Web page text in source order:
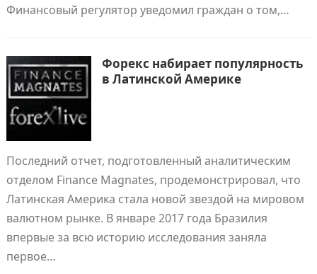
Финансовый регулятор уведомил граждан о том,…
Форекс набирает популярность
в Латинской Америке
Последний отчет, подготовленный аналитическим
отделом Finance Magnates, продемонстрировал, что
Латинская Америка стала новой звездой на мировом
валютном рынке. В январе 2017 года Бразилия
впервые за всю историю исследования заняла
первое…